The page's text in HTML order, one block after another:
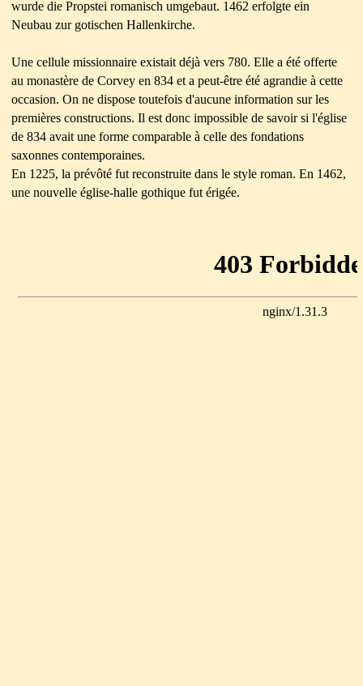
wurde die Propstei romanisch umgebaut. 1462 erfolgte ein
Neubau zur gotischen Hallenkirche.
Une cellule missionnaire existait déjà vers 780. Elle a été offerte
au monastère de Corvey en 834 et a peut-être été agrandie à cette
occasion. On ne dispose toutefois d'aucune information sur les
premières constructions. Il est donc impossible de savoir si l'église
de 834 avait une forme comparable à celle des fondations
saxonnes contemporaines.
En 1225, la prévôté fut reconstruite dans le style roman. En 1462,
une nouvelle église-halle gothique fut érigée.